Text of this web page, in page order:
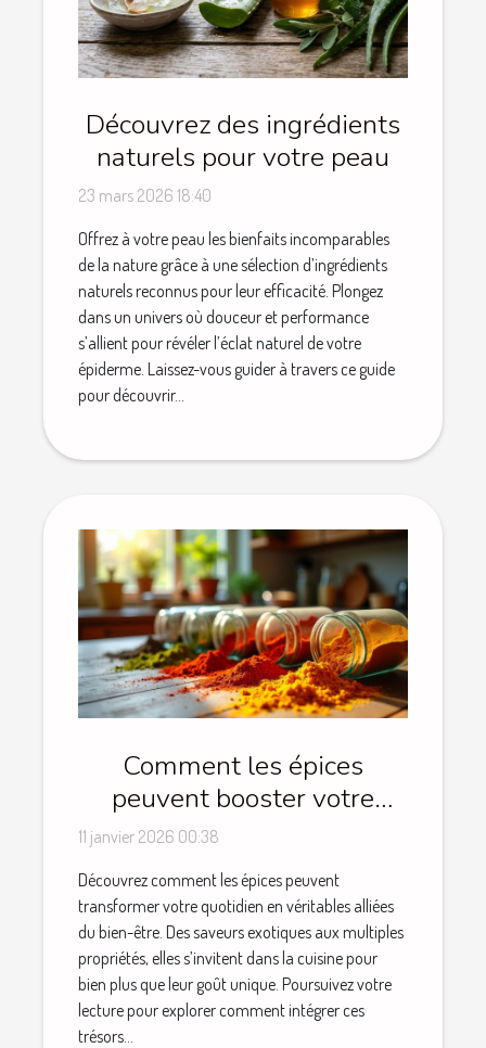
Découvrez des ingrédients
naturels pour votre peau
23 mars 2026 18:40
Offrez à votre peau les bienfaits incomparables
de la nature grâce à une sélection d’ingrédients
naturels reconnus pour leur efficacité. Plongez
dans un univers où douceur et performance
s’allient pour révéler l’éclat naturel de votre
épiderme. Laissez-vous guider à travers ce guide
pour découvrir...
Comment les épices
peuvent booster votre
bien-être quotidien ?
11 janvier 2026 00:38
Découvrez comment les épices peuvent
transformer votre quotidien en véritables alliées
du bien-être. Des saveurs exotiques aux multiples
propriétés, elles s’invitent dans la cuisine pour
bien plus que leur goût unique. Poursuivez votre
lecture pour explorer comment intégrer ces
trésors...